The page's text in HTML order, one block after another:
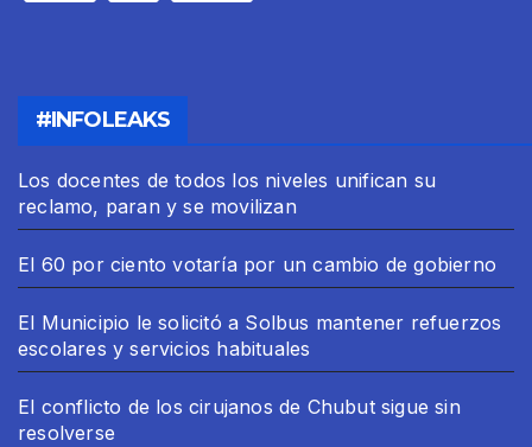
#INFOLEAKS
Los docentes de todos los niveles unifican su
reclamo, paran y se movilizan
El 60 por ciento votaría por un cambio de gobierno
El Municipio le solicitó a Solbus mantener refuerzos
escolares y servicios habituales
El conflicto de los cirujanos de Chubut sigue sin
resolverse